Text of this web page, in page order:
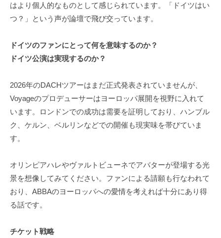
はより個人的なものとして感じられています。「ドイツはい
つ？」という声が論壇で飛び交っています。
ドイツのファンにとって何を意味するのか？
ドイツ公演は実現するのか？
2026年のDACHツアーはまだ正式発表されていませんが、
Voyageのプロデューサーはヨーロッパ展開を視野に入れて
います。ロンドンでの成功は需要を証明しており、ハンブル
ク、ケルン、ベルリンなどでの開催も現実味を帯びていま
す。
オリンピアハレやヴァルトビューネでアバターが登場する光
景を想像してみてください。ファンによる請願も行なわれて
おり、ABBAのヨーロッパへの愛情を考えれば十分にあり得
る話です。
チケット戦略